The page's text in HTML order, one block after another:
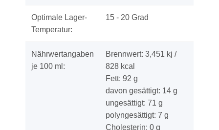
Optimale Lager-
Temperatur:
15 - 20 Grad
Nährwertangaben
je 100 ml:
Brennwert: 3,451 kj /
828 kcal
Fett: 92 g
davon gesättigt: 14 g
ungesättigt: 71 g
polyngesättigt: 7 g
Cholesterin: 0 g